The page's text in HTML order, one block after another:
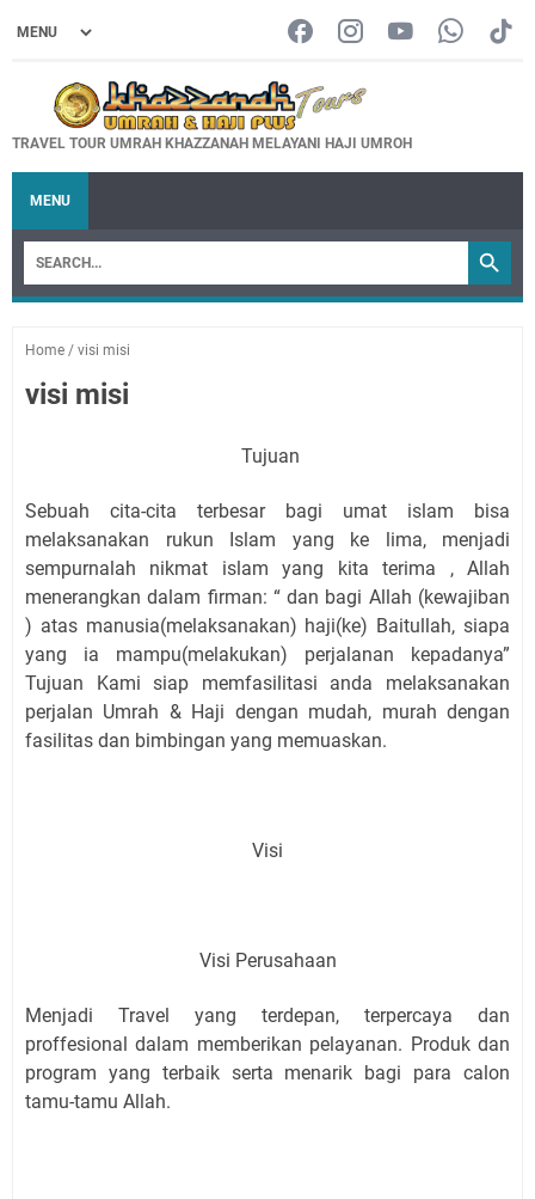
TRAVEL TOUR UMRAH KHAZZANAH MELAYANI HAJI UMROH
MENU
Home / visi misi
visi misi
Tujuan
Sebuah cita-cita terbesar bagi umat islam bisa
melaksanakan rukun Islam yang ke lima, menjadi
sempurnalah nikmat islam yang kita terima , Allah
menerangkan dalam firman: “ dan bagi Allah (kewajiban
) atas manusia(melaksanakan) haji(ke) Baitullah, siapa
yang ia mampu(melakukan) perjalanan kepadanya”
Tujuan Kami siap memfasilitasi anda melaksanakan
perjalan Umrah & Haji dengan mudah, murah dengan
fasilitas dan bimbingan yang memuaskan.
Visi
Visi Perusahaan
Menjadi Travel yang terdepan, terpercaya dan
proffesional dalam memberikan pelayanan. Produk dan
program yang terbaik serta menarik bagi para calon
tamu-tamu Allah.